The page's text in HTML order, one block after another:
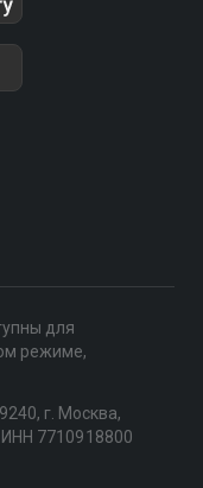
для
режиме,
г. Москва,
ИНН 7710918800